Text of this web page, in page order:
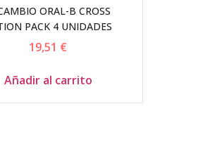
ORAL-B CROSS
PACK 4 UNIDADES
19,51 €
Añadir al carrito